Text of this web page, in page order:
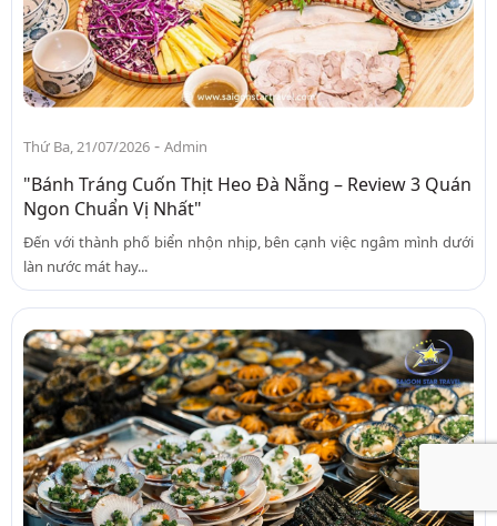
Thứ Ba, 21/07/2026 - Admin
"Bánh Tráng Cuốn Thịt Heo Đà Nẵng – Review 3 Quán
Ngon Chuẩn Vị Nhất"
Đến với thành phố biển nhộn nhịp, bên cạnh việc ngâm mình dưới
làn nước mát hay...